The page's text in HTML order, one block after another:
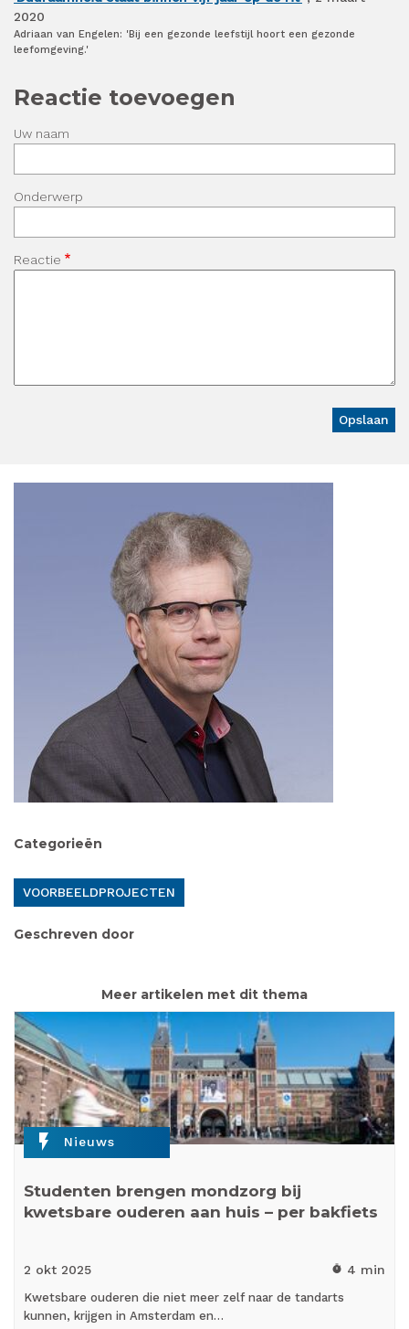
2020
Adriaan van Engelen: 'Bij een gezonde leefstijl hoort een gezonde
leefomgeving.'
Reactie toevoegen
Uw naam
Onderwerp
Reactie
Categorieën
VOORBEELDPROJECTEN
Geschreven door
Meer artikelen met dit thema
flash_on Nieuws
Studenten brengen mondzorg bij
kwetsbare ouderen aan huis – per bakfiets
2 okt 2025 timer 4 min
Kwetsbare ouderen die niet meer zelf naar de tandarts
kunnen, krijgen in Amsterdam en…